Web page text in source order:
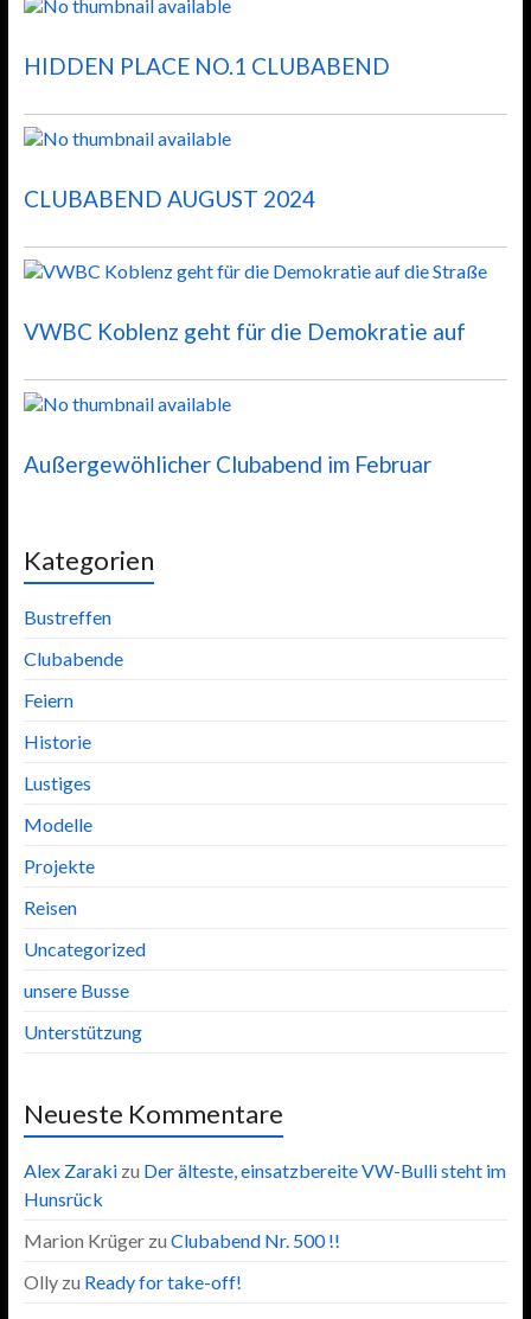
HIDDEN PLACE NO.1 CLUBABEND
CLUBABEND AUGUST 2024
VWBC Koblenz geht für die Demokratie auf
Außergewöhlicher Clubabend im Februar
Kategorien
Bustreffen
Clubabende
Feiern
Historie
Lustiges
Modelle
Projekte
Reisen
Uncategorized
unsere Busse
Unterstützung
Neueste Kommentare
Alex Zarakizu Der älteste, einsatzbereite VW-Bulli steht im
Hunsrück
Marion Krügerzu Clubabend Nr. 500 !!
Ollyzu Ready for take-off!